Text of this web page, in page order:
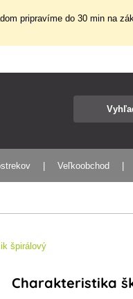
pripravíme do 30 min na
Veľkoobchod
špirálový
Charakteristika